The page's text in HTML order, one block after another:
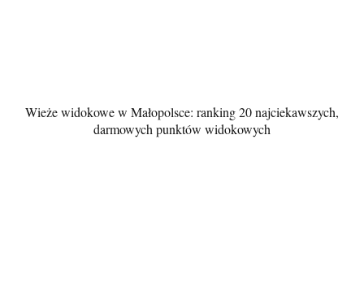
Wieże widokowe w Małopolsce: ranking 20 najciekawszych,
darmowych punktów widokowych